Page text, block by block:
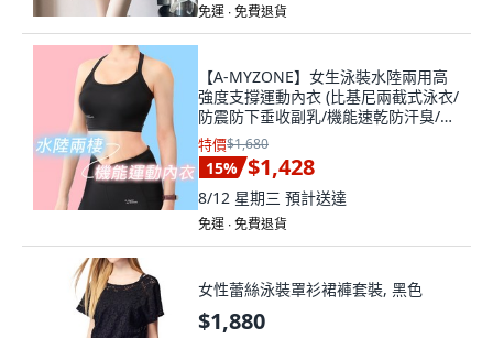
免運 ∙ 免費退貨
【A-MYZONE】女生泳裝水陸兩用高
強度支撐運動內衣 (比基尼兩截式泳衣/
防震防下垂收副乳/機能速乾防汗臭/隨
附兩款厚薄胸墊/台灣製造), 黑色
特價$1,680
15% $1,428
8/12 星期三 預計送達
免運 ∙ 免費退貨
女性蕾絲泳裝罩衫裙褲套裝, 黑色
$1,880